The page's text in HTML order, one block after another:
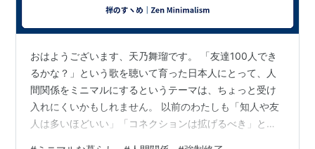
おはようございます、天乃舞瑠です。 「友達100人でき
るかな？」という歌を聴いて育った日本人にとって、人
間関係をミニマルにするというテーマは、ちょっと受け
入れにくいかもしれません。 以前のわたしも「知人や友
人は多いほどいい」「コネクションは拡げるべき」と思